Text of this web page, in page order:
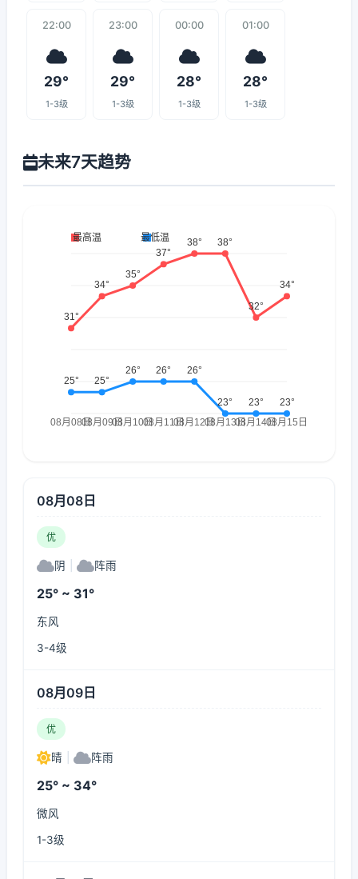
22:00
29°
1-3级
23:00
29°
1-3级
00:00
28°
1-3级
01:00
28°
1-3级
未来7天趋势
08月08日
优
阴 阵雨
25° ~ 31°
东风
3-4级
08月09日
优
晴 阵雨
25° ~ 34°
微风
1-3级